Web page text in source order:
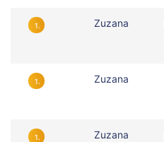
1. Zuzana
1. Zuzana
1. Zuzana